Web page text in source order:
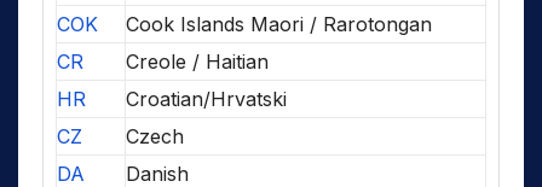
COK
Cook Islands Maori / Rarotongan
CR
Creole / Haitian
HR
Croatian/Hrvatski
CZ
Czech
DA
Danish